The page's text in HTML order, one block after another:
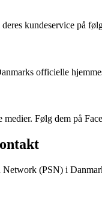
kundeservice på
officielle
Følg dem på
(PSN) i